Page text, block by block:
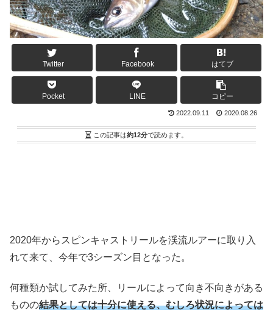
Twitter Facebook はてブ
Pocket LINE コピー
2022.09.11 2020.08.26
この記事は約12分で読めます。
2020年からスピンキャストリールを渓流ルアーに取り入
れて来て、今年で3シーズン目となった。
何種類か試してみた所、リールによって向き不向きがある
ものの結果としては十分に使える、むしろ状況によっては